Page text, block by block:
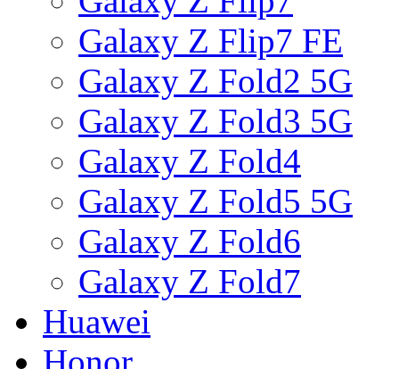
Galaxy Z Flip7 FE
Galaxy Z Fold2 5G
Galaxy Z Fold3 5G
Galaxy Z Fold4
Galaxy Z Fold5 5G
Galaxy Z Fold6
Galaxy Z Fold7
Huawei
Honor